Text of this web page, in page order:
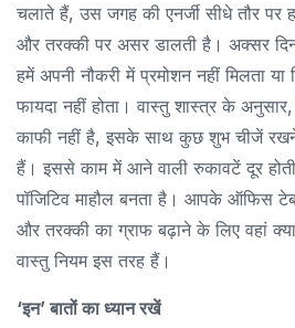
चलाते हैं, उस जगह की एनर्जी सीधे तौर पर
और तरक्की पर असर डालती है। अक्सर
हमें अपनी नौकरी में प्रमोशन नहीं मिलता
फायदा नहीं होता। वास्तु शास्त्र के
काफी नहीं है, इसके साथ कुछ शुभ चीजें
हैं। इससे काम में आने वाली रुकावटें दूर
पॉजिटिव माहौल बनता है। आपके ऑफिस
और तरक्की का ग्राफ बढ़ाने के लिए वहां
वास्तु नियम इस तरह हैं।
‘इन’ बातों का ध्यान रखें